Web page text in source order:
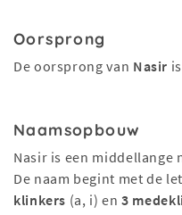
Oorsprong
De oorsprong van Nasir
Naamsopbouw
Nasir is een middellange
De naam begint met de
klinkers (a, i) en3